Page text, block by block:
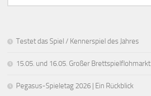
nach:
Testet das Spiel / Kennerspiel des Jahres
15.05. und 16.05. Großer Brettspielflohmarkt
Pegasus-Spieletag 2026 | Ein Rückblick